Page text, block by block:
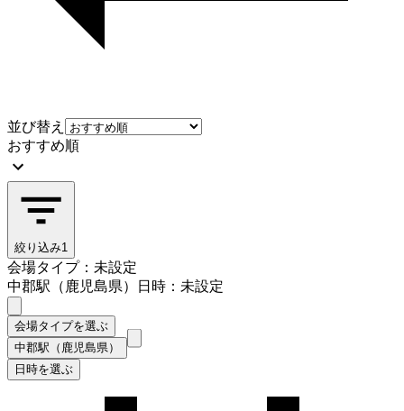
並び替え
おすすめ順
絞り込み1
会場タイプ：未設定
中郡駅（鹿児島県）
日時：未設定
会場タイプを選ぶ
中郡駅（鹿児島県）
日時を選ぶ